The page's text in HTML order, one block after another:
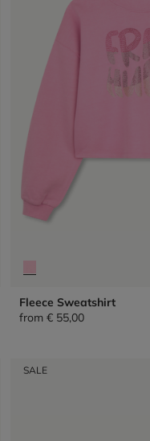
Fleece Sweatshirt
from € 55,00
SALE